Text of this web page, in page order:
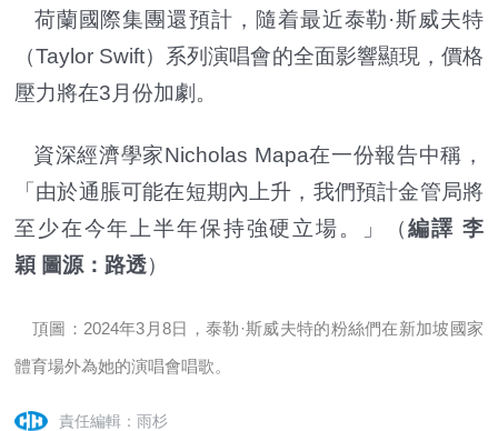
荷蘭國際集團還預計，隨着最近泰勒·斯威夫特
（Taylor Swift）系列演唱會的全面影響顯現，價格
壓力將在3月份加劇。
資深經濟學家Nicholas Mapa在一份報告中稱，
「由於通脹可能在短期內上升，我們預計金管局將
至少在今年上半年保持強硬立場。」（編譯 李
穎 圖源：路透）
頂圖：2024年3月8日，泰勒·斯威夫特的粉絲們在新加坡國家
體育場外為她的演唱會唱歌。
責任編輯：雨杉